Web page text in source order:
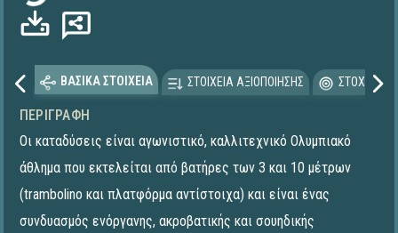
ΒΑΣΙΚΑ ΣΤΟΙΧΕΙΑ ΣΤΟΙΧΕΙΑ ΑΞΙΟΠΟΙΗΣΗΣ
ΠΕΡΙΓΡΑΦΉ
Οι καταδύσεις είναι αγωνιστικό, καλλιτεχνικό Ολυμπιακό
άθλημα που εκτελείται από βατήρες των 3 και 10 μέτρων
(trambolino και πλατφόρμα αντίστοιχα) και είναι ένας
συνδυασμός ενόργανης, ακροβατικής και σουηδικής